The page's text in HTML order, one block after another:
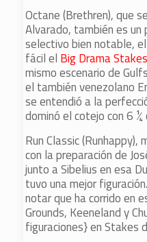
Octane (Brethren), que
Alvarado, también es
selectivo bien notable,
fácil el Big Drama Stakes
mismo escenario de
el también venezolano
se entendió a la
dominó el cotejo con 6 ¼
Run Classic
con la preparación de
junto a Sibelius en esa
tuvo una mejor
notar que ha corrido en
Grounds, Keeneland y
figuraciones} en Stakes